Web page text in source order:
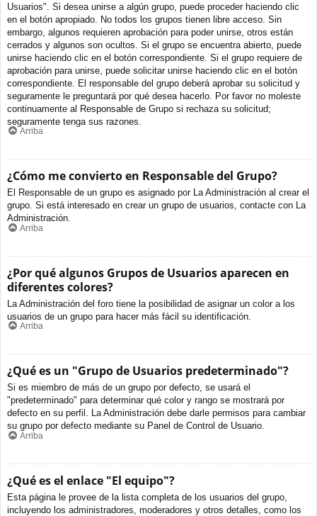
Usuarios". Si desea unirse a algún grupo, puede proceder haciendo clic
en el botón apropiado. No todos los grupos tienen libre acceso. Sin
embargo, algunos requieren aprobación para poder unirse, otros están
cerrados y algunos son ocultos. Si el grupo se encuentra abierto, puede
unirse haciendo clic en el botón correspondiente. Si el grupo requiere de
aprobación para unirse, puede solicitar unirse haciendo clic en el botón
correspondiente. El responsable del grupo deberá aprobar su solicitud y
seguramente le preguntará por qué desea hacerlo. Por favor no moleste
continuamente al Responsable de Grupo si rechaza su solicitud;
seguramente tenga sus razones.
Arriba
¿Cómo me convierto en Responsable del Grupo?
El Responsable de un grupo es asignado por La Administración al crear el
grupo. Si está interesado en crear un grupo de usuarios, contacte con La
Administración.
Arriba
¿Por qué algunos Grupos de Usuarios aparecen en
diferentes colores?
La Administración del foro tiene la posibilidad de asignar un color a los
usuarios de un grupo para hacer más fácil su identificación.
Arriba
¿Qué es un "Grupo de Usuarios predeterminado"?
Si es miembro de más de un grupo por defecto, se usará el
"predeterminado" para determinar qué color y rango se mostrará por
defecto en su perfil. La Administración debe darle permisos para cambiar
su grupo por defecto mediante su Panel de Control de Usuario.
Arriba
¿Qué es el enlace "El equipo"?
Esta página le provee de la lista completa de los usuarios del grupo,
incluyendo los administradores, moderadores y otros detalles, como los